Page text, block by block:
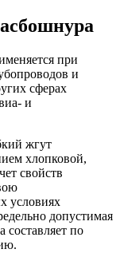
при
и
сферах
и
жгут
хлопковой,
свойств
условиях
допустимая
составляет по